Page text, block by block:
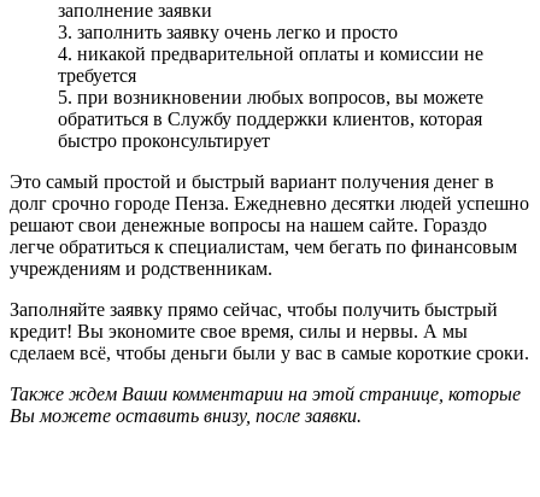
заполнение заявки
3. заполнить заявку очень легко и просто
4. никакой предварительной оплаты и комиссии не
требуется
5. при возникновении любых вопросов, вы можете
обратиться в Службу поддержки клиентов, которая
быстро проконсультирует
Это самый простой и быстрый вариант получения денег в
долг срочно городе Пенза. Ежедневно десятки людей успешно
решают свои денежные вопросы на нашем сайте. Гораздо
легче обратиться к специалистам, чем бегать по финансовым
учреждениям и родственникам.
Заполняйте заявку прямо сейчас, чтобы получить быстрый
кредит! Вы экономите свое время, силы и нервы. А мы
сделаем всё, чтобы деньги были у вас в самые короткие сроки.
Также ждем Ваши комментарии на этой странице, которые
Вы можете оставить внизу, после заявки.